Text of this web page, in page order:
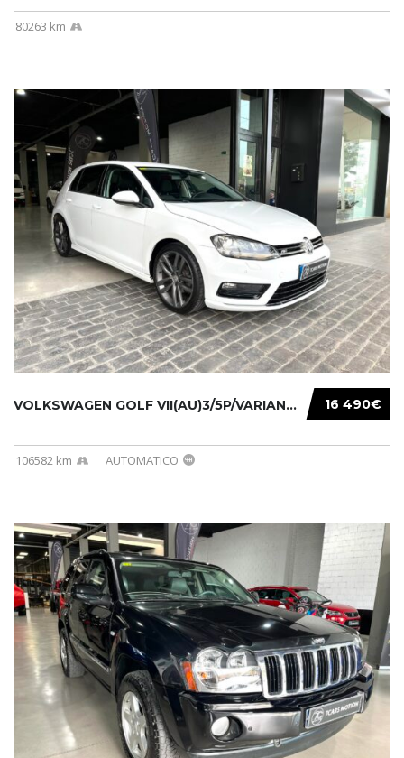
80263 km
16 490€
VOLKSWAGEN GOLF VII(AU)3/5P/VARIANT(12-16 20...
106582 km AUTOMATICO